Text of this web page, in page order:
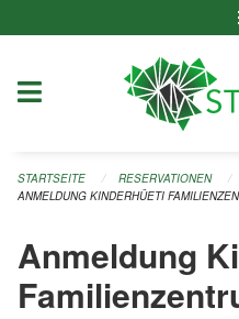
STARTSEITE
RESERVATIONEN
ANMELDUNG KINDERHÜETI
Anmeldung